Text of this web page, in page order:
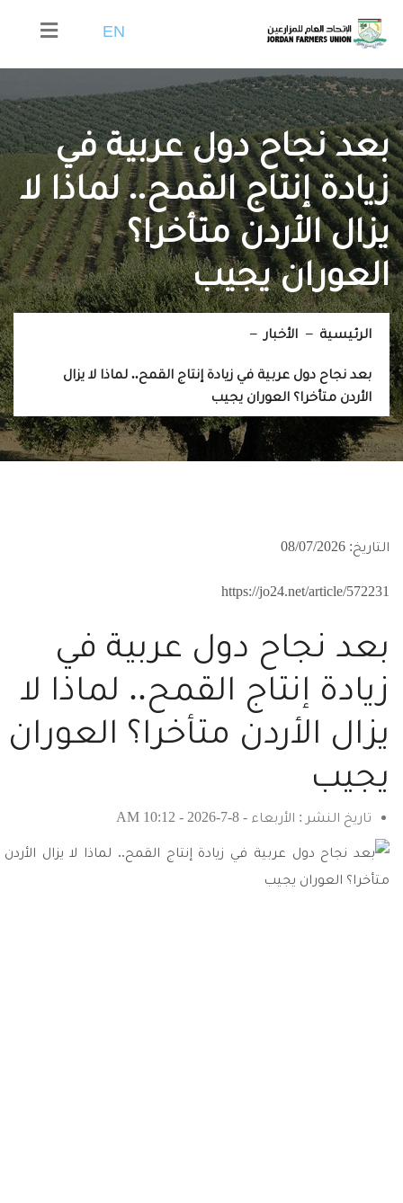
EN
بعد نجاح دول عربية في
زيادة إنتاج القمح.. لماذا لا
يزال الأردن متأخرا؟
العوران يجيب
الرئيسية الأخبار
بعد نجاح دول عربية في زيادة إنتاج القمح.. لماذا لا يزال
الأردن متأخرا؟ العوران يجيب
التاريخ: 08/07/2026
https://jo24.net/article/572231
بعد نجاح دول عربية في
زيادة إنتاج القمح.. لماذا لا
يزال الأردن متأخرا؟ العوران
يجيب
تاريخ النشر : الأربعاء - 8-7-2026 - 10:12 AM